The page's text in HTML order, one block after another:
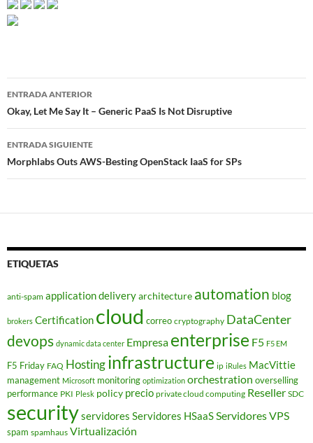
Navegador
de
entradas
ENTRADA ANTERIOR
Okay, Let Me Say It – Generic PaaS Is Not Disruptive
ENTRADA SIGUIENTE
Morphlabs Outs AWS-Besting OpenStack IaaS for SPs
ETIQUETAS
anti-spam application deliveryarchitecture automation blog
brokers Certification cloud correo cryptography DataCenter
devops dynamic data center Empresa enterprise F5 F5 EM
F5 Friday FAQ Hostinginfrastructure ip iRules MacVittie
management Microsoft monitoring optimization orchestration overselling
performance PKI Plesk policy precio private cloud computing Reseller SDC
securityservidores Servidores HSaaSServidores VPS
spam spamhaus Virtualización